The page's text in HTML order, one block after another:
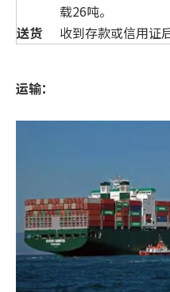
载26吨。
送货
收到存款或信用证
运输：